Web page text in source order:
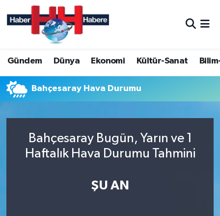
Gündem Dünya Ekonomi Kültür-Sanat
Bahçesaray Hava Durumu
Bahçesaray Bugün, Yarın ve 1
Haftalık Hava Durumu Tahmini
ŞU AN
Hava Durumu
Trafik Durumu
Süper Lig Puan Durumu ve Fikstür
Son Dakika Haberleri